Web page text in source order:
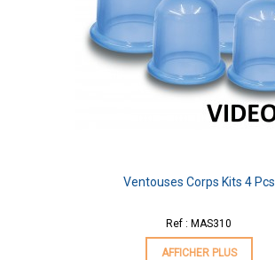
Ventouses Corps Kits 4 Pcs
Ref : MAS310
AFFICHER PLUS